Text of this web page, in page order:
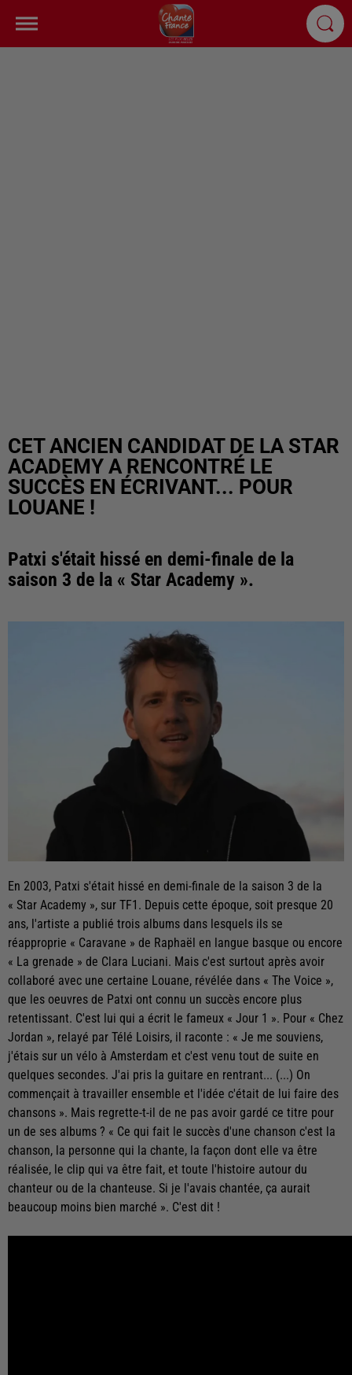
CET ANCIEN CANDIDAT DE LA STAR
ACADEMY A RENCONTRÉ LE
SUCCÈS EN ÉCRIVANT... POUR
LOUANE !
Patxi s'était hissé en demi-finale de la
saison 3 de la « Star Academy ».
En 2003, Patxi s'était hissé en demi-finale de la saison 3 de la
« Star Academy », sur TF1. Depuis cette époque, soit presque 20
ans, l'artiste a publié trois albums dans lesquels ils se
réapproprie « Caravane » de Raphaël en langue basque ou encore
« La grenade » de Clara Luciani. Mais c'est surtout après avoir
collaboré avec une certaine Louane, révélée dans « The Voice »,
que les oeuvres de Patxi ont connu un succès encore plus
retentissant. C'est lui qui a écrit le fameux « Jour 1 ». Pour « Chez
Jordan », relayé par Télé Loisirs, il raconte : « Je me souviens,
j'étais sur un vélo à Amsterdam et c'est venu tout de suite en
quelques secondes. J'ai pris la guitare en rentrant... (...) On
commençait à travailler ensemble et l'idée c'était de lui faire des
chansons ». Mais regrette-t-il de ne pas avoir gardé ce titre pour
un de ses albums ? « Ce qui fait le succès d'une chanson c'est la
chanson, la personne qui la chante, la façon dont elle va être
réalisée, le clip qui va être fait, et toute l'histoire autour du
chanteur ou de la chanteuse. Si je l'avais chantée, ça aurait
beaucoup moins bien marché ». C'est dit !